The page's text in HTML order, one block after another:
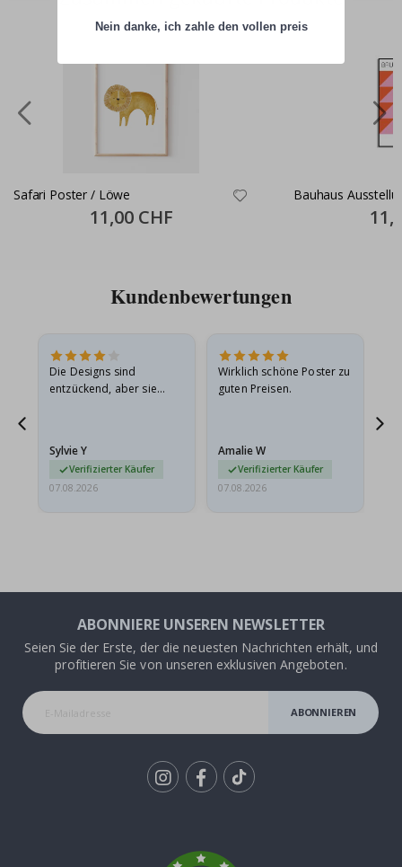
Safari Poster / Löwe
Special
Price
11,00 CHF
Bauhaus
Price
Kundenbewertungen
Die Designs sind
entzückend, aber sie
sie…
Sylvie Y
Verifizierter Käufer
07.08.2026
Wirklich schöne Poster zu
guten Preisen.
Amalie W
Verifizierter Käufer
07.08.2026
ABONNIERE UNSEREN NEWSLETTER
Seien Sie der Erste, der die neuesten Nachrichten erhält, und
profitieren Sie von unseren exklusiven Angeboten.
ABONNIEREN
Nein danke, ich zahle den vollen preis